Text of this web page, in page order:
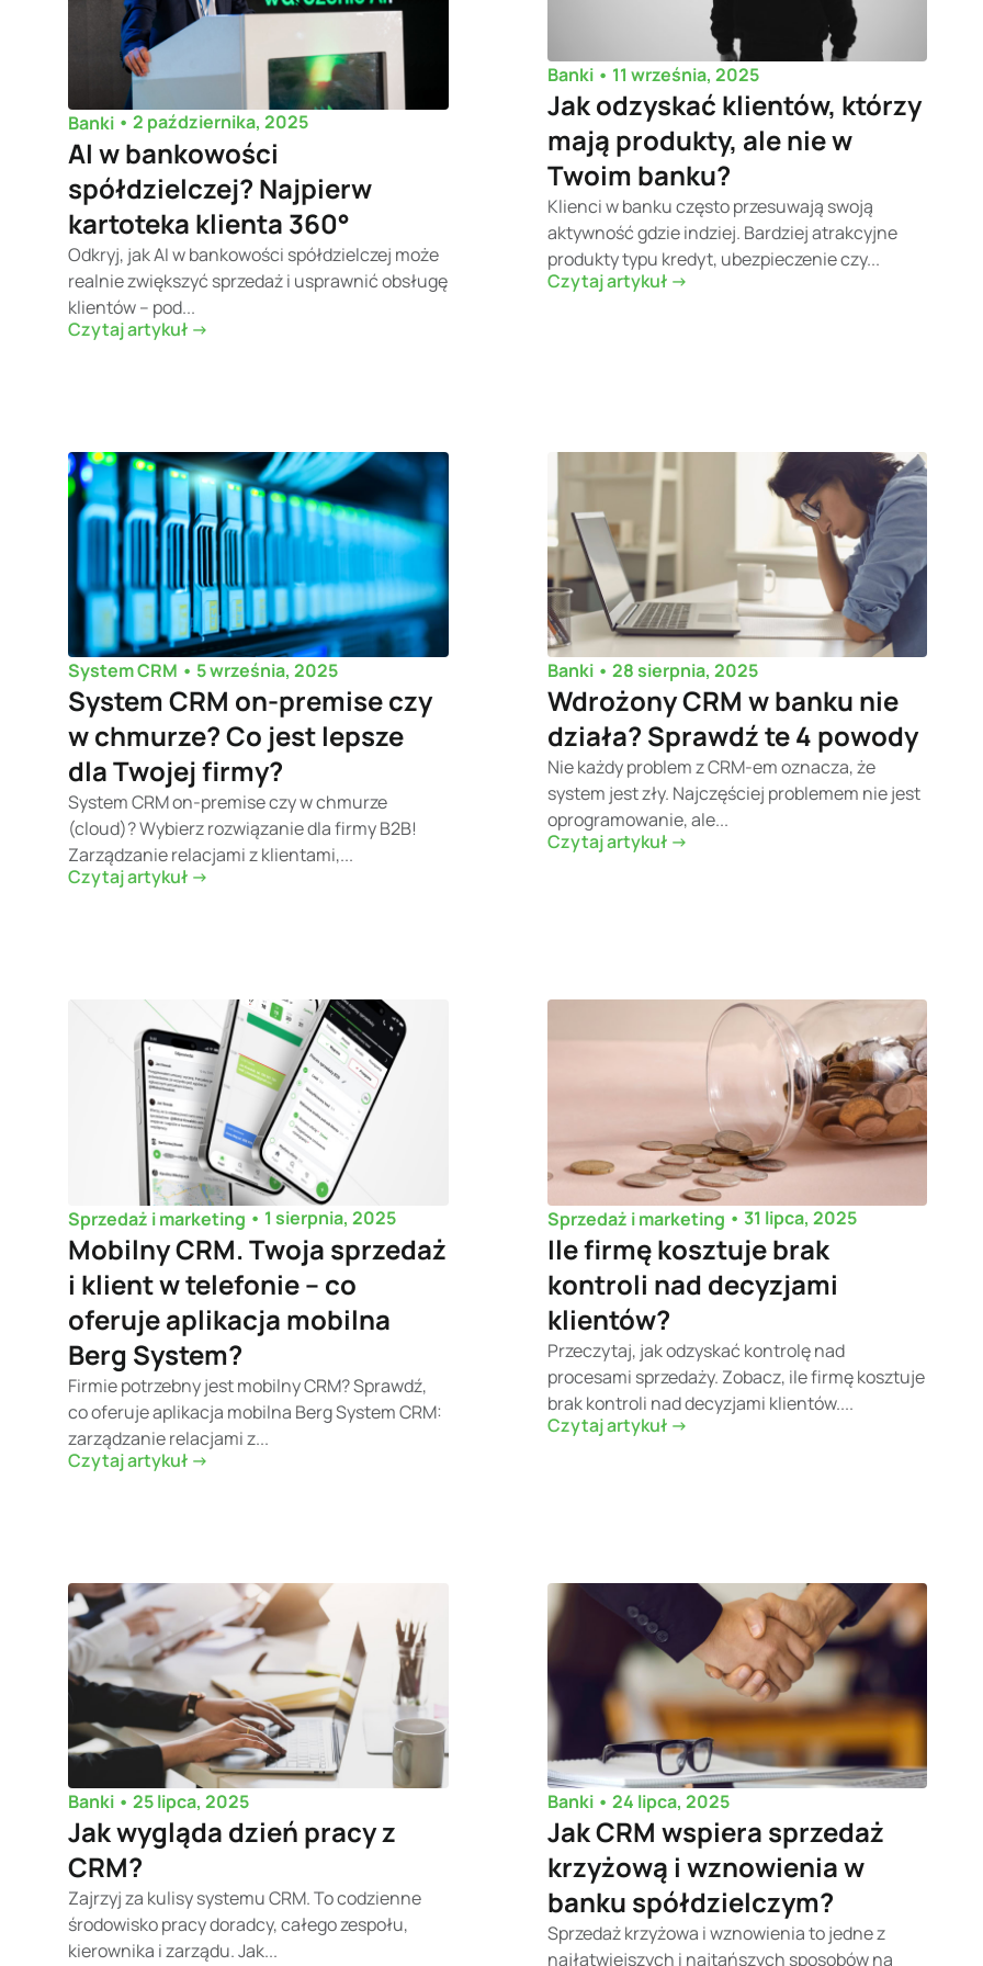
Banki • 2 października, 2025
AI w bankowości
spółdzielczej? Najpierw
kartoteka klienta 360°
Odkryj, jak AI w bankowości spółdzielczej może
realnie zwiększyć sprzedaż i usprawnić obsługę
klientów – pod...
Czytaj artykuł ->
Banki • 11 września, 2025
Jak odzyskać klientów, którzy
mają produkty, ale nie w
Twoim banku?
Klienci w banku często przesuwają swoją
aktywność gdzie indziej. Bardziej atrakcyjne
produkty typu kredyt, ubezpieczenie czy...
Czytaj artykuł ->
System CRM • 5 września, 2025
System CRM on-premise czy
w chmurze? Co jest lepsze
dla Twojej firmy?
System CRM on-premise czy w chmurze
(cloud)? Wybierz rozwiązanie dla firmy B2B!
Zarządzanie relacjami z klientami,...
Czytaj artykuł ->
Banki • 28 sierpnia, 2025
Wdrożony CRM w banku nie
działa? Sprawdź te 4 powody
Nie każdy problem z CRM-em oznacza, że
system jest zły. Najczęściej problemem nie jest
oprogramowanie, ale...
Czytaj artykuł ->
Sprzedaż i marketing • 1 sierpnia, 2025
Mobilny CRM. Twoja sprzedaż
i klient w telefonie – co
oferuje aplikacja mobilna
Berg System?
Firmie potrzebny jest mobilny CRM? Sprawdź,
co oferuje aplikacja mobilna Berg System CRM:
zarządzanie relacjami z...
Czytaj artykuł ->
Sprzedaż i marketing • 31 lipca, 2025
Ile firmę kosztuje brak
kontroli nad decyzjami
klientów?
Przeczytaj, jak odzyskać kontrolę nad
procesami sprzedaży. Zobacz, ile firmę kosztuje
brak kontroli nad decyzjami klientów....
Czytaj artykuł ->
Banki • 25 lipca, 2025
Jak wygląda dzień pracy z
CRM?
Zajrzyj za kulisy systemu CRM. To codzienne
środowisko pracy doradcy, całego zespołu,
kierownika i zarządu. Jak...
Banki • 24 lipca, 2025
Jak CRM wspiera sprzedaż
krzyżową i wznowienia w
banku spółdzielczym?
Sprzedaż krzyżowa i wznowienia to jedne z
najłatwiejszych i najtańszych sposobów na